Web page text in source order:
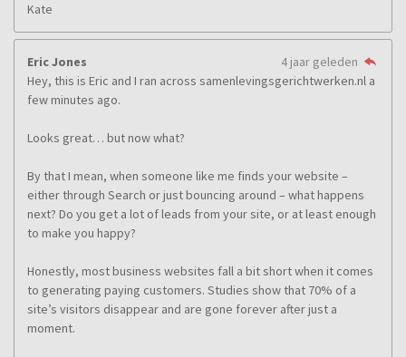
Kate
Eric Jones
4 jaar geleden
Hey, this is Eric and I ran across samenlevingsgerichtwerken.nl a
few minutes ago.
Looks great… but now what?
By that I mean, when someone like me finds your website –
either through Search or just bouncing around – what happens
next? Do you get a lot of leads from your site, or at least enough
to make you happy?
Honestly, most business websites fall a bit short when it comes
to generating paying customers. Studies show that 70% of a
site’s visitors disappear and are gone forever after just a
moment.